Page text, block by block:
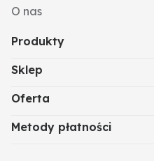
O nas
Produkty
Sklep
Oferta
Metody płatności